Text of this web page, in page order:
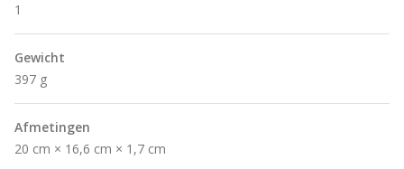
1
Gewicht
397 g
Afmetingen
20 cm × 16,6 cm × 1,7 cm